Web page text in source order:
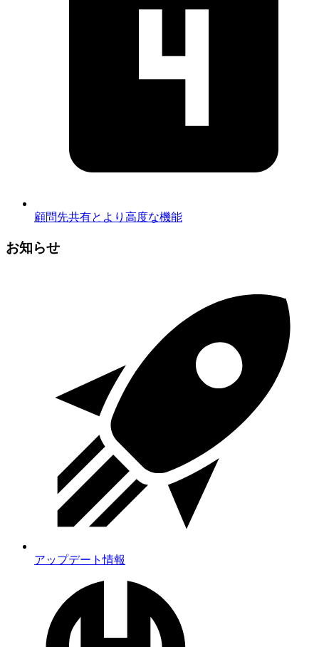
顧問先共有とより高度な機能
お知らせ
アップデート情報